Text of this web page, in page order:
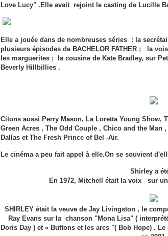
Love Lucy" .Elle avait rejoint le casting de Lucille
Elle a jouée dans de nombreuses séries : la
plusieurs épisodes de BACHELOR FATHER ; la
les marguerites ; la cousine de Kate Bradley, sur
Beverly Hillbillies .
Citons aussi Perry Mason, La Loretta Young Show,
Green Acres , The Odd Couple , Chico and the Man
Dallas et The Fresh Prince of Bel -Air.
Le cinéma a peu fait appel à elle.On se souvient
Shirley a
En 1972, Mitchell était la voix sur
SHIRLEY était la veuve de Jay Livingston , le
Ray Evans sur la chanson "Mona Lisa" (
Doris Day ) et « Buttons et les arcs "( Bob Hope) .